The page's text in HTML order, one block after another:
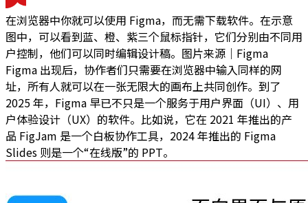
在浏览器中你就可以使用 Figma，而无需下载软件。在示意
图中，可以看到蓝、橙、紫三个鼠标指针，它们分别由不同用
户控制，他们可以同时编辑设计稿。图片来源｜Figma
Figma 出现后，协作者们只需要在浏览器中输入同样的网
址，所有人就可以在一张无限大的画布上共同创作。到了
2025 年，Figma 早已不只是一个服务于用户界面（UI）、用
户体验设计（UX）的软件。比如说，它在 2021 年推出的产
品 FigJam 是一个白板协作工具，2024 年推出的 Figma
Slides 则是一个“在线版”的 PPT。